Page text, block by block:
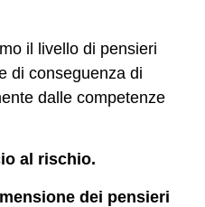
il livello di pensieri
di conseguenza di
dalle competenze
al rischio.
dei pensieri